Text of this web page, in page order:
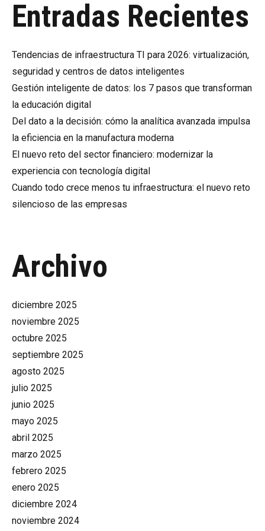
Entradas Recientes
Tendencias de infraestructura TI para 2026: virtualización,
seguridad y centros de datos inteligentes
Gestión inteligente de datos: los 7 pasos que transforman
la educación digital
Del dato a la decisión: cómo la analítica avanzada impulsa
la eficiencia en la manufactura moderna
El nuevo reto del sector financiero: modernizar la
experiencia con tecnología digital
Cuando todo crece menos tu infraestructura: el nuevo reto
silencioso de las empresas
Archivo
diciembre 2025
noviembre 2025
octubre 2025
septiembre 2025
agosto 2025
julio 2025
junio 2025
mayo 2025
abril 2025
marzo 2025
febrero 2025
enero 2025
diciembre 2024
noviembre 2024